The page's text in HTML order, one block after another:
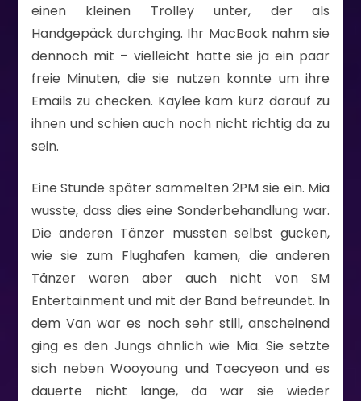
einen kleinen Trolley unter, der als
Handgepäck durchging. Ihr MacBook nahm sie
dennoch mit – vielleicht hatte sie ja ein paar
freie Minuten, die sie nutzen konnte um ihre
Emails zu checken. Kaylee kam kurz darauf zu
ihnen und schien auch noch nicht richtig da zu
sein.
Eine Stunde später sammelten 2PM sie ein. Mia
wusste, dass dies eine Sonderbehandlung war.
Die anderen Tänzer mussten selbst gucken,
wie sie zum Flughafen kamen, die anderen
Tänzer waren aber auch nicht von SM
Entertainment und mit der Band befreundet. In
dem Van war es noch sehr still, anscheinend
ging es den Jungs ähnlich wie Mia. Sie setzte
sich neben Wooyoung und Taecyeon und es
dauerte nicht lange, da war sie wieder